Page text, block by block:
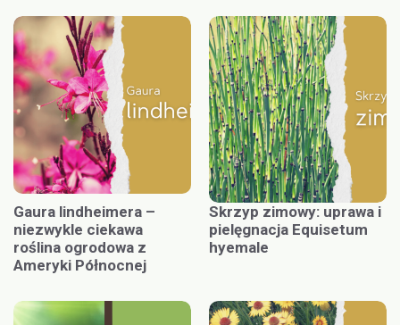
Gaura lindheimera –
niezwykle ciekawa
roślina ogrodowa z
Ameryki Północnej
Skrzyp zimowy: uprawa i
pielęgnacja Equisetum
hyemale